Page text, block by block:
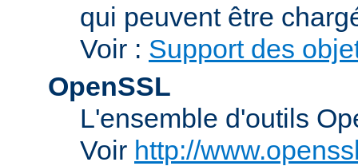
qui peuvent être
Voir : Support des
OpenSSL
L'ensemble d'outils
Voir http://